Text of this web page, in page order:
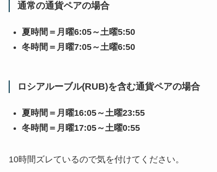
通常の通貨ペアの場合
夏時間＝月曜6:05～土曜5:50
冬時間＝月曜7:05～土曜6:50
ロシアルーブル(RUB)を含む通貨ペアの場合
夏時間＝月曜16:05～土曜23:55
冬時間＝月曜17:05～土曜0:55
10時間ズレているので気を付けてください。